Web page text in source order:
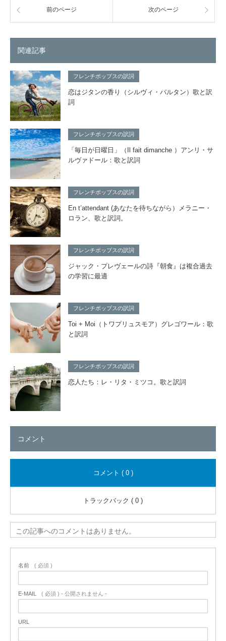
前のページ 次のページ
関連記事
フレンチポップスの訳詞
恋はジタンの香り（シルヴィ・バルタン）歌と訳
詞
フレンチポップスの訳詞
「毎日が日曜日」（Il fait dimanche ）アンリ・サ
ルヴァドール：歌と訳詞
フレンチポップスの訳詞
En t’attendant (あなたを待ちながら）メラニー・
ロラン、歌と訳詞。
フレンチポップスの訳詞
ジャック・プレヴェールの詩『朝食』は複合過去
の学習に最適
フレンチポップスの訳詞
Toi + Moi（トワプリュスモア）グレゴワール：歌
と訳詞
フレンチポップスの訳詞
恋人たち：レ・リタ・ミツコ。歌と訳詞
コメント
コメント ( 0 )
トラックバック ( 0 )
この記事へのコメントはありません。
名前 ( 必須 )
E-MAIL ( 必須 ) - 公開されません -
URL